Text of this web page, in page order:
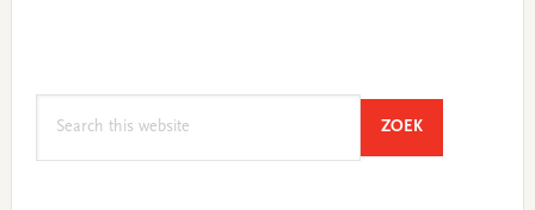
ZOEKSEARCH